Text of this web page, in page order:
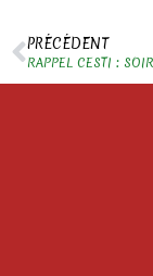
PRÉCÉDENT